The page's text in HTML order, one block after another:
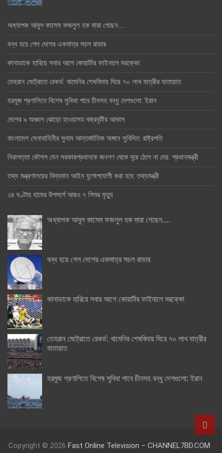
অধ্যাপক আবুল কাসেম ফজলুল হক মারা গেছেন….
বন্ধ হয়ে গেল দেশের একমাত্র সচল রাডার
কানাডাকে হারিয়ে সবার আগে কোয়ার্টার ফাইনালে মরক্কো
তেহরান মেট্রোতে রেকর্ড: খামেনির শেষবিদায় ঘিরে ৭০ লাখ যাত্রীর যাতায়াত
হরমুজ প্রণালিতে বিশেষ সুবিধা পাবে চীনসহ বন্ধু দেশগুলো: ইরান
দেশের ৯ অঞ্চলে ঝোড়ো হাওয়াসহ বজ্রবৃষ্টির আভাস
বাংলাদেশ সেনাবাহিনীর সুনাম আন্তর্জাতিক অঙ্গনে সুবিদিত: রাষ্ট্রপতি
নিরাপত্তা কৌশল যেন সরকারপ্রধানকে জনগণ থেকে দূরে ঠেলে না দেয়: প্রধানমন্ত্রী
তথ্য মন্ত্রণালয়ের বিদ্যমান আইন যুগোপযোগী করা হবে: তথ্যমন্ত্রী
২৪ ঘণ্টায় হামের উপসর্গে আরও ৭ শিশুর মৃত্যু
অধ্যাপক আবুল কাসেম ফজলুল হক মারা গেছেন….
বন্ধ হয়ে গেল দেশের একমাত্র সচল রাডার
কানাডাকে হারিয়ে সবার আগে কোয়ার্টার ফাইনালে মরক্কো
তেহরান মেট্রোতে রেকর্ড: খামেনির শেষবিদায় ঘিরে ৭০ লাখ যাত্রীর
যাতায়াত
হরমুজ প্রণালিতে বিশেষ সুবিধা পাবে চীনসহ বন্ধু দেশগুলো: ইরান
Copyright © 2026 Fast Online Television – CHANNEL7BD.COM